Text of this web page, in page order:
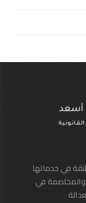
في خدماتها
والمخاصمة في